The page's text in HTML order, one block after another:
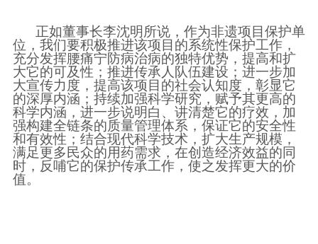
正如董事长李沈明所说，作为非遗项目保护单
位，我们要积极推进该项目的系统性保护工作，
充分发挥腰痛宁防病治病的独特优势，提高和扩
大它的可及性；推进传承人队伍建设；进一步加
大宣传力度，提高该项目的社会认知度，彰显它
的深厚内涵；持续加强科学研究，赋予其更高的
科学内涵，进一步说明白、讲清楚它的疗效，加
强构建全链条的质量管理体系，保证它的安全性
和有效性；结合现代科学技术，扩大生产规模，
满足更多民众的用药需求，在创造经济效益的同
时，反哺它的保护传承工作，使之发挥更大的价
值。